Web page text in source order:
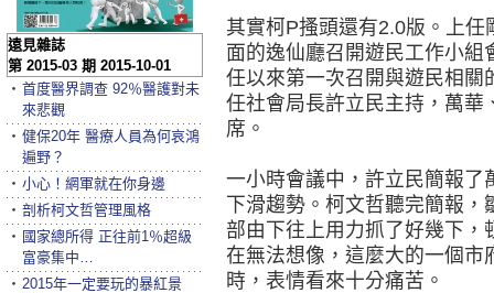
其實柯P搔頭還有2.0版。上
面的逸仙廳召開遊民工作小
任以來第一次召開與遊民相關
任社會局長許立民主持，萬華
席。
一小時會議中，許立民簡報了
下滑趨勢。柯文哲聽完簡報
部由下往上用力抓了好幾下
在無法想像，這麼大的一個市
時，表情看來十分痛苦。
遠見雜誌
第 2015-03 期 2015-10-01
‧ 首度醫界調查 92％醫護對未
來悲觀
‧ 健保20年 醫療人員為何哀鴻
遍野？
‧ 小心！網軍就在你身邊
‧ 剖析柯文哲管理風格
‧ 國家總所得 正往前1％超級
富豪集中…
‧ 2015年一定要玩的暴紅景